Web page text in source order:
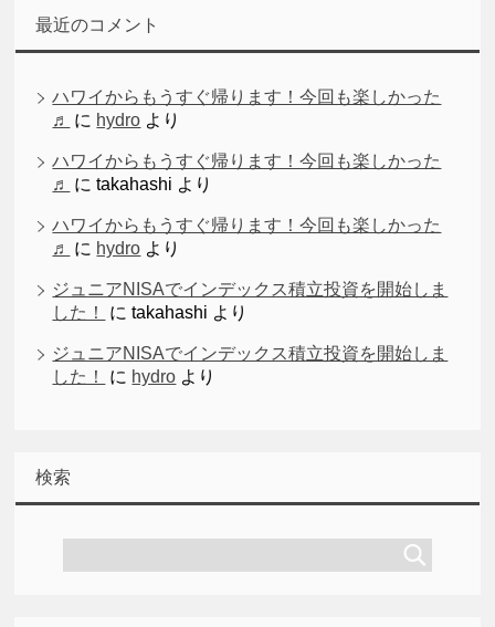
最近のコメント
ハワイからもうすぐ帰ります！今回も楽しかった
♬
に hydro より
ハワイからもうすぐ帰ります！今回も楽しかった
♬
にtakahashi より
ハワイからもうすぐ帰ります！今回も楽しかった
♬
に hydro より
ジュニアNISAでインデックス積立投資を開始しま
した！
にtakahashi より
ジュニアNISAでインデックス積立投資を開始しま
した！
に hydro より
検索